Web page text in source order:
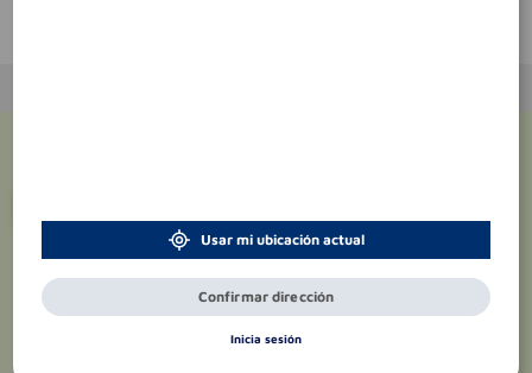
exclusivas!
Usar mi ubicación actual
Confirmar dirección
Inicia sesión